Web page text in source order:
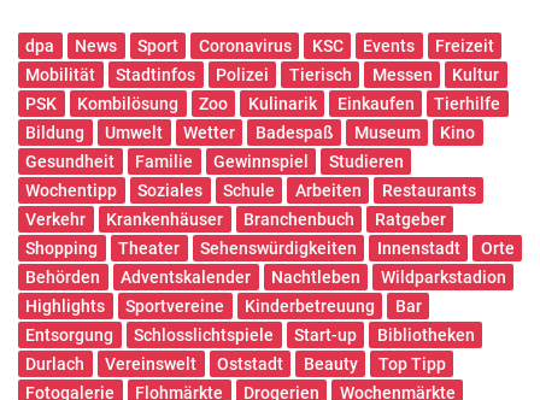
dpa News Sport Coronavirus KSC Events
Freizeit
Mobilität
Stadtinfos Polizei Tierisch Messen
Kultur
PSK
Kombilösung Zoo Kulinarik Einkaufen
Tierhilfe
Bildung
Umwelt Wetter Badespaß Museum
Kino
Gesundheit
Familie Gewinnspiel
Studieren
Wochentipp
Soziales Schule Arbeiten
Restaurants
Verkehr
Krankenhäuser Branchenbuch
Ratgeber
Shopping
Theater Sehenswürdigkeiten Innenstadt
Orte
Behörden
Adventskalender Nachtleben
Wildparkstadion
Highlights
Sportvereine Kinderbetreuung
Bar
Entsorgung
Schlosslichtspiele Start-up
Bibliotheken
Durlach
Vereinswelt Oststadt Beauty
Top Tipp
Fotogalerie
Flohmärkte Drogerien
Wochenmärkte